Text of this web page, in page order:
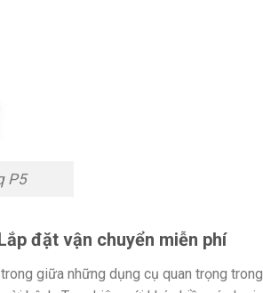
P5
đặt vận chuyển miễn phí
giữa những dụng cụ quan trọng trong